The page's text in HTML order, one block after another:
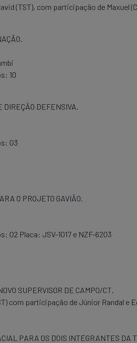
(TST), com participação de Maxuel
10
DIREÇÃO DEFENSIVA.
03
O PROJETO GAVIÃO.
02 Placa: JSV-1017 e NZF-6203
SUPERVISOR DE CAMPO/CT.
com participação de Júnior Randal e
PARA OS DOIS INTEGRANTES DA